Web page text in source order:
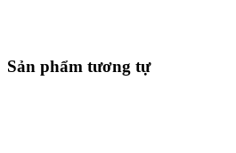
Sản phẩm tương tự